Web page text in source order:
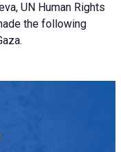
UN Human Rights
the following